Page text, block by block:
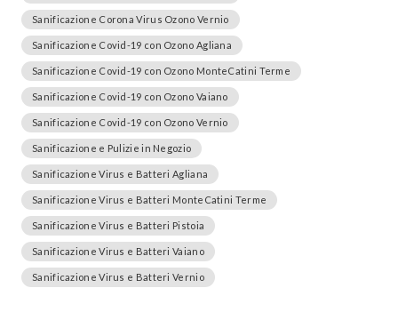
Sanificazione Corona Virus Ozono Vernio
Sanificazione Covid-19 con Ozono Agliana
Sanificazione Covid-19 con Ozono MonteCatini Terme
Sanificazione Covid-19 con Ozono Vaiano
Sanificazione Covid-19 con Ozono Vernio
Sanificazione e Pulizie in Negozio
Sanificazione Virus e Batteri Agliana
Sanificazione Virus e Batteri MonteCatini Terme
Sanificazione Virus e Batteri Pistoia
Sanificazione Virus e Batteri Vaiano
Sanificazione Virus e Batteri Vernio